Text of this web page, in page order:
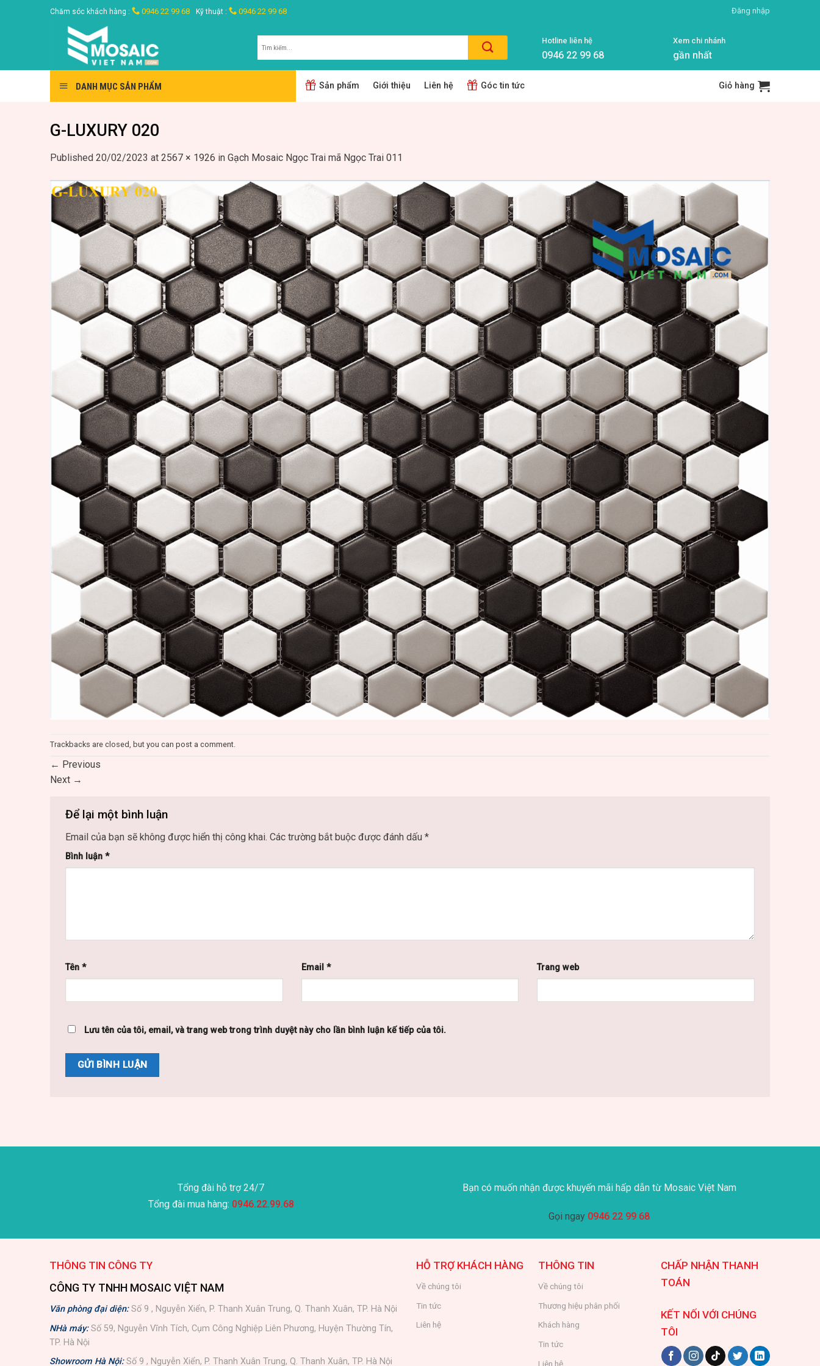
Chăm sóc khách hàng : 0946 22 99 68 Kỹ thuật : 0946 22 99 68 Đăng nhập
Hotline liên hệ
0946 22 99 68
Xem chi nhánh
gần nhất
DANH MỤC SẢN PHẨM Sản phẩm Giới thiệu Liên hệ Góc tin tức Giỏ hàng
G-LUXURY 020
Published 20/02/2023 at 2567 × 1926 in Gạch Mosaic Ngọc Trai mã Ngọc Trai 011
Trackbacks are closed, but you can post a comment.
← Previous
Next →
Để lại một bình luận
Email của bạn sẽ không được hiển thị công khai. Các trường bắt buộc được đánh dấu *
Bình luận *
Tên * Email * Trang web
Lưu tên của tôi, email, và trang web trong trình duyệt này cho lần bình luận kế tiếp của tôi.
Tổng đài hỗ trợ 24/7
Tổng đài mua hàng: 0946.22.99.68
Bạn có muốn nhận được khuyến mãi hấp dẫn từ Mosaic Việt Nam
Gọi ngay 0946 22 99 68
THÔNG TIN CÔNG TY
CÔNG TY TNHH MOSAIC VIỆT NAM
Văn phòng đại diện:Số 9 , Nguyễn Xiển, P. Thanh Xuân Trung, Q. Thanh Xuân, TP. Hà Nội
NHà máy: Số 59, Nguyễn Vĩnh Tích, Cụm Công Nghiệp Liên Phương, Huyện Thường Tín,
TP. Hà Nội
Showroom Hà Nội: Số 9 , Nguyễn Xiển, P. Thanh Xuân Trung, Q. Thanh Xuân, TP. Hà Nội
HỖ TRỢ KHÁCH HÀNG
Về chúng tôi
Tin tức
Liên hệ
THÔNG TIN
Về chúng tôi
Thương hiệu phân phối
Khách hàng
Tin tức
Liên hệ
CHẤP NHẬN THANH
TOÁN
KẾT NỐI VỚI CHÚNG
TÔI